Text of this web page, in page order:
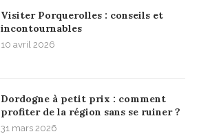
Visiter Porquerolles : conseils et
incontournables
10 avril 2026
Dordogne à petit prix : comment
profiter de la région sans se ruiner ?
31 mars 2026